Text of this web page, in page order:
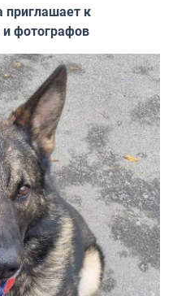
приглашает к
и фотографов